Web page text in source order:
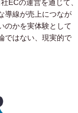
ECの運営を通じて、
導線が売上につなが
のかを実体験として
ではない、現実的で